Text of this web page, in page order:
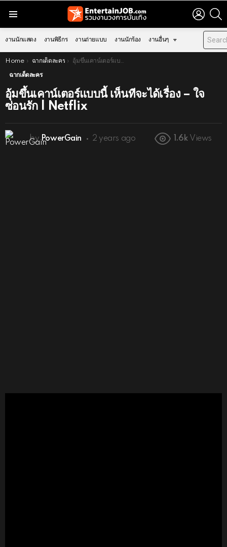
LOGIN
งานนักแสดง งานพิธีกร งานถ่ายแบบ งานนักร้อง งานอื่นๆ
You are here:
Home ฉากเด็ดละคร อุ้มขึ้นเคาน์เตอร์แบบนี้ เห็นทีจะได้เรื่อง – ใจซ่อนรัก | Netflix
ฉากเด็ดละคร
อุ้มขึ้นเคาน์เตอร์แบบนี้ เห็นทีจะได้เรื่อง – ใจ
ซ่อนรัก | Netflix
by PowerGain 2 years ago 1.6k Views